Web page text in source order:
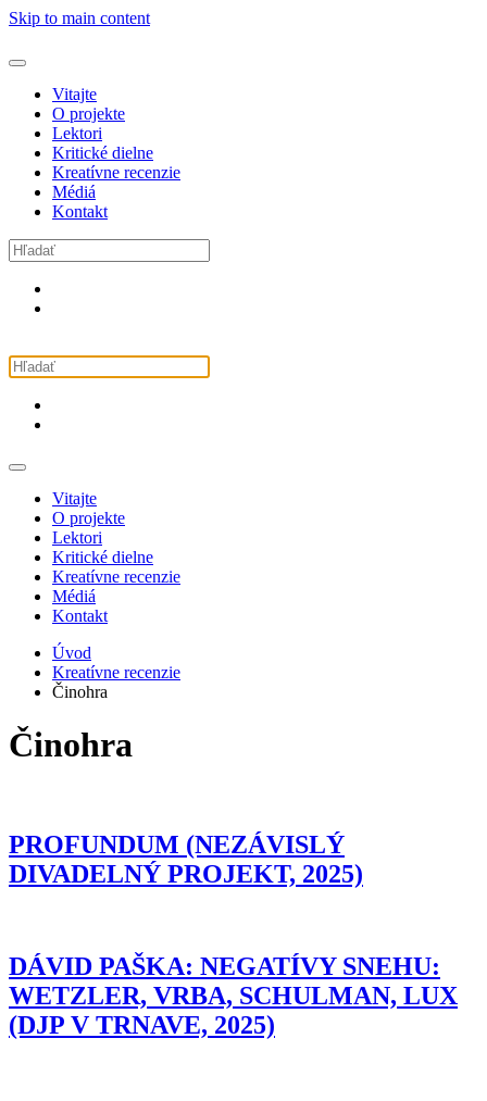
Skip to main content
Vitajte
O projekte
Lektori
Kritické dielne
Kreatívne recenzie
Médiá
Kontakt
Vitajte
O projekte
Lektori
Kritické dielne
Kreatívne recenzie
Médiá
Kontakt
Úvod
Kreatívne recenzie
Činohra
Činohra
PROFUNDUM (NEZÁVISLÝ
DIVADELNÝ PROJEKT, 2025)
DÁVID PAŠKA: NEGATÍVY SNEHU:
WETZLER, VRBA, SCHULMAN, LUX
(DJP V TRNAVE, 2025)